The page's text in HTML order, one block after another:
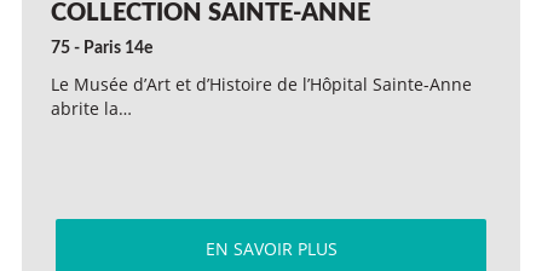
COLLECTION SAINTE-ANNE
75 - Paris 14e
Le Musée d’Art et d’Histoire de l’Hôpital Sainte-Anne
abrite la…
EN SAVOIR PLUS